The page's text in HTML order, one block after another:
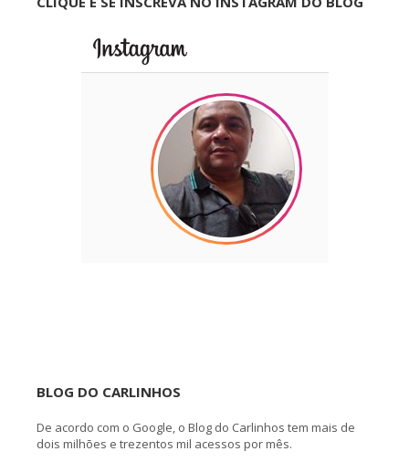
BLOG DO CARLINHOS
De acordo com o Google, o Blog do Carlinhos tem mais de
dois milhões e trezentos mil acessos por mês.